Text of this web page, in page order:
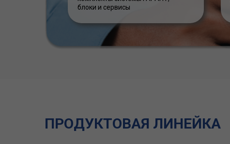
блоки и сервисы
ПРОДУКТОВАЯ ЛИНЕЙКА